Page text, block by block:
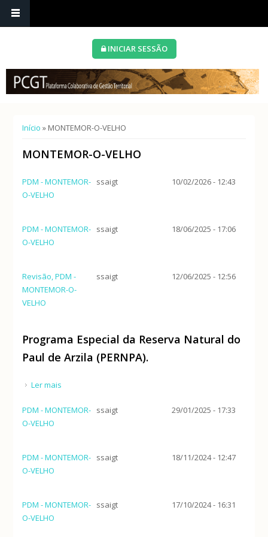
INICIAR SESSÃO
Está aqui
Início » MONTEMOR-O-VELHO
MONTEMOR-O-VELHO
PDM - MONTEMOR-
O-VELHO
ssaigt 10/02/2026 - 12:43
PDM - MONTEMOR-
O-VELHO
ssaigt 18/06/2025 - 17:06
Revisão, PDM -
MONTEMOR-O-
VELHO
ssaigt 12/06/2025 - 12:56
Programa Especial da Reserva Natural do
Paul de Arzila (PERNPA).
Ler mais
PDM - MONTEMOR-
O-VELHO
ssaigt 29/01/2025 - 17:33
PDM - MONTEMOR-
O-VELHO
ssaigt 18/11/2024 - 12:47
PDM - MONTEMOR-
O-VELHO
ssaigt 17/10/2024 - 16:31